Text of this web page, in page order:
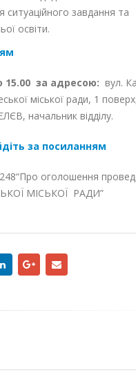
ситуаційного завдання та
освіти.
15.00 за адресою: вул.
міської ради, 1
начальник відділу.
за посиланням
оголошення
МІСЬКОЇ РАДИ”